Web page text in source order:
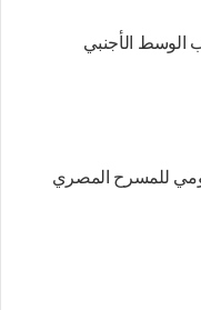
الأجنبي
للمسرح المصري